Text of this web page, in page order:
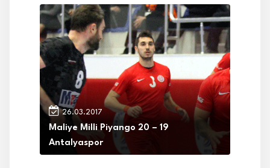
26.03.2017
Maliye Milli Piyango 20 – 19
Antalyaspor